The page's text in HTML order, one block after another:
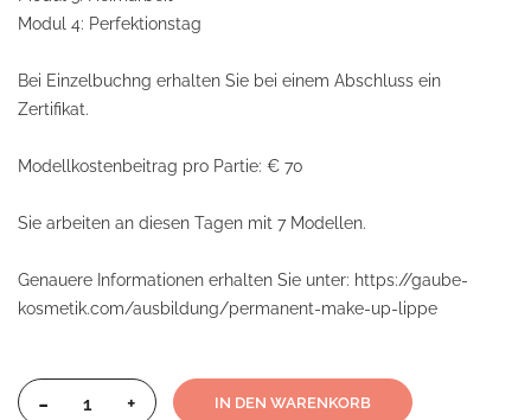
Modul 4: Perfektionstag
Bei Einzelbuchng erhalten Sie bei einem Abschluss ein
Zertifikat.
Modellkostenbeitrag pro Partie: € 70
Sie arbeiten an diesen Tagen mit 7 Modellen.
Genauere Informationen erhalten Sie unter: https://gaube-
kosmetik.com/ausbildung/permanent-make-up-lippe
- + IN DEN WARENKORB